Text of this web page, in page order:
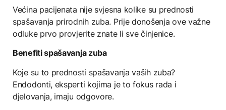
Većina pacijenata nije svjesna kolike su prednosti
spašavanja prirodnih zuba. Prije donošenja ove važne
odluke prvo provjerite znate li sve činjenice.
Benefiti spašavanja zuba
Koje su to prednosti spašavanja vaših zuba?
Endodonti, eksperti kojima je to fokus rada i
djelovanja, imaju odgovore.